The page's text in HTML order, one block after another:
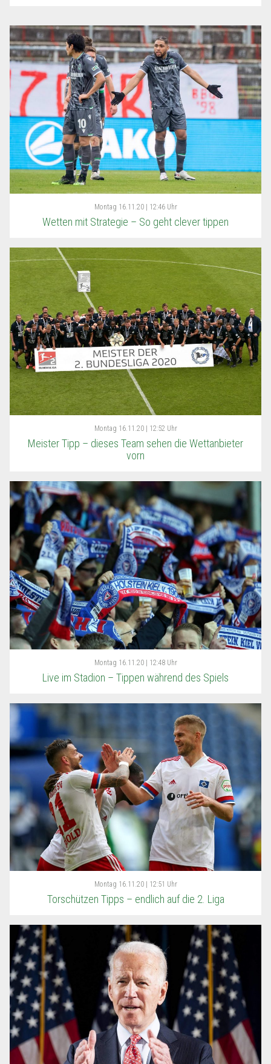
Montag 16.11.20 | 12:46 Uhr
Wetten mit Strategie – So geht clever tippen
Montag 16.11.20 | 12:52 Uhr
Meister Tipp – dieses Team sehen die Wettanbieter
vorn
Montag 16.11.20 | 12:48 Uhr
Live im Stadion – Tippen während des Spiels
Montag 16.11.20 | 12:51 Uhr
Torschützen Tipps – endlich auf die 2. Liga